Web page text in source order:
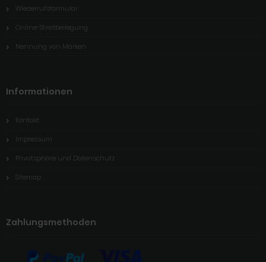
Wiederrufsformular
Online-Streitbeilegung
Nennung von Marken
Informationen
Kontakt
Impressum
Privatsphäre und Datenschutz
Sitemap
Zahlungsmethoden